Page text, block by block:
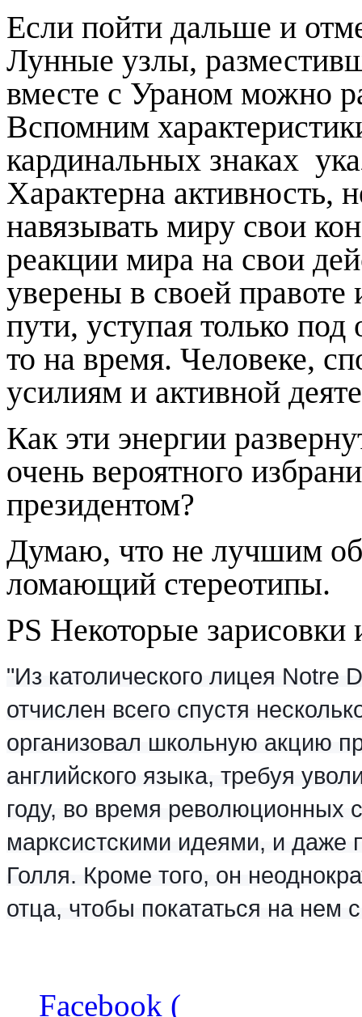
Если пойти дальше и
Лунные узлы,
вместе с Ураном можно
Вспомним
кардинальных знаках
Характерна активность,
навязывать миру свои
реакции мира на свои
уверены в своей правоте
пути, уступая только
то на время. Человеке,
усилиям и активной
Как эти энергии
очень вероятного
президентом?
Думаю, что не лучшим
ломающий стереотипы.
PS Некоторые зарисовки
"Из католического лицея
отчислен всего спустя
организовал школьную акцию
английского языка, требуя
году, во время революционных
марксистскими идеями, и даже
Голля. Кроме того, он
отца, чтобы покататься на нем
Facebook (